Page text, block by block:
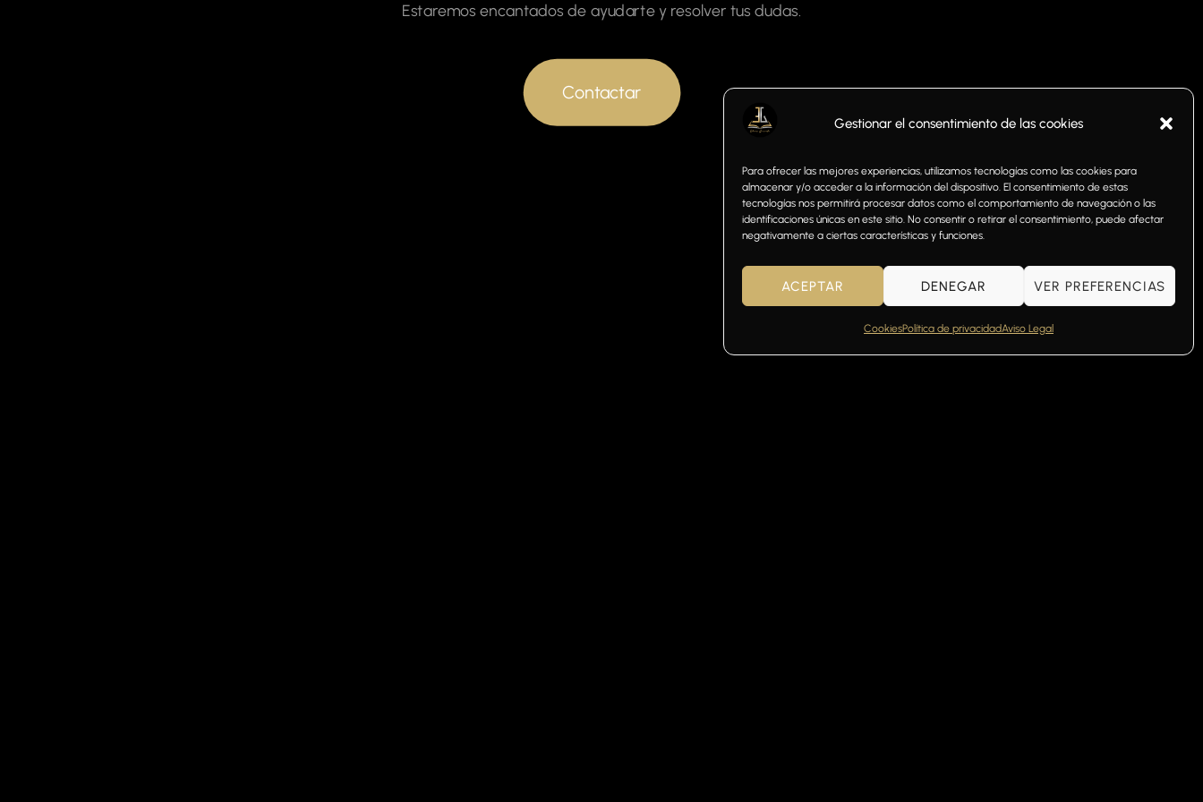
Gestionar el consentimiento de las cookies
Para ofrecer las mejores experiencias, utilizamos tecnologías como las cookies para
almacenar y/o acceder a la información del dispositivo. El consentimiento de estas
tecnologías nos permitirá procesar datos como el comportamiento de navegación o las
identificaciones únicas en este sitio. No consentir o retirar el consentimiento, puede afectar
negativamente a ciertas características y funciones.
ACEPTAR DENEGAR VER PREFERENCIAS
CookiesPolítica de privacidadAviso Legal
Estaremos encantados de ayudarte y resolver tus dudas.
Contactar